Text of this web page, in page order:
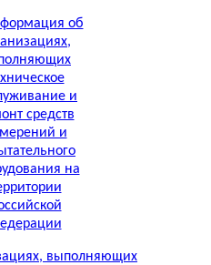
выполняющих